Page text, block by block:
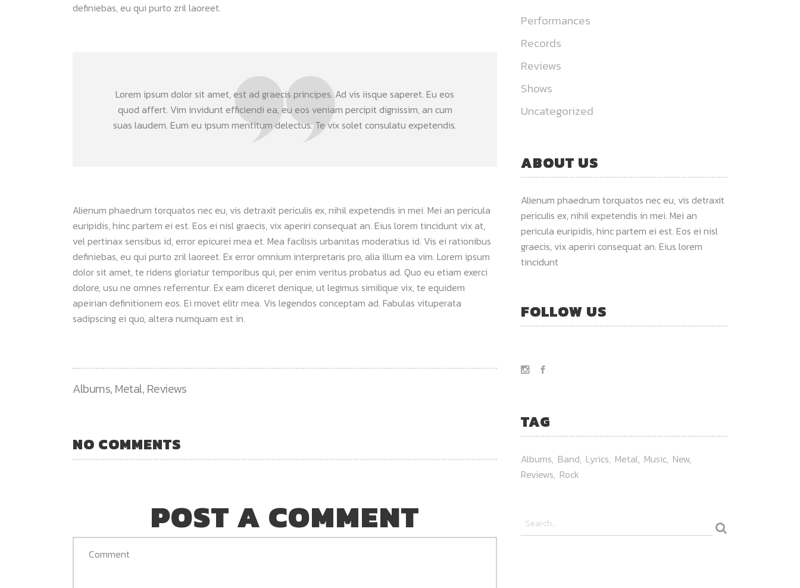
definiebas, eu qui purto zril laoreet.
Lorem ipsum dolor sit amet, est ad graecis principes. Ad vis iisque saperet. Eu eos
quod affert. Vim invidunt efficiendi ea, eu eos veniam percipit dignissim, an cum
suas laudem. Eum eu ipsum mentitum delectus. Te vix solet consulatu expetendis.
Alienum phaedrum torquatos nec eu, vis detraxit periculis ex, nihil expetendis in mei. Mei an pericula
euripidis, hinc partem ei est. Eos ei nisl graecis, vix aperiri consequat an. Eius lorem tincidunt vix at,
vel pertinax sensibus id, error epicurei mea et. Mea facilisis urbanitas moderatius id. Vis ei rationibus
definiebas, eu qui purto zril laoreet. Ex error omnium interpretaris pro, alia illum ea vim. Lorem ipsum
dolor sit amet, te ridens gloriatur temporibus qui, per enim veritus probatus ad. Quo eu etiam exerci
dolore, usu ne omnes referrentur. Ex eam diceret denique, ut legimus similique vix, te equidem
apeirian definitionem eos. Ei movet elitr mea. Vis legendos conceptam ad. Fabulas vituperata
sadipscing ei quo, altera numquam est in.
Albums, Metal, Reviews
NO COMMENTS
POST A COMMENT
Performances
Records
Reviews
Shows
Uncategorized
ABOUT US
Alienum phaedrum torquatos nec eu, vis detraxit
periculis ex, nihil expetendis in mei. Mei an
pericula euripidis, hinc partem ei est. Eos ei nisl
graecis, vix aperiri consequat an. Eius lorem
tincidunt
FOLLOW US
TAG
Albums Band Lyrics Metal Music New
Reviews Rock